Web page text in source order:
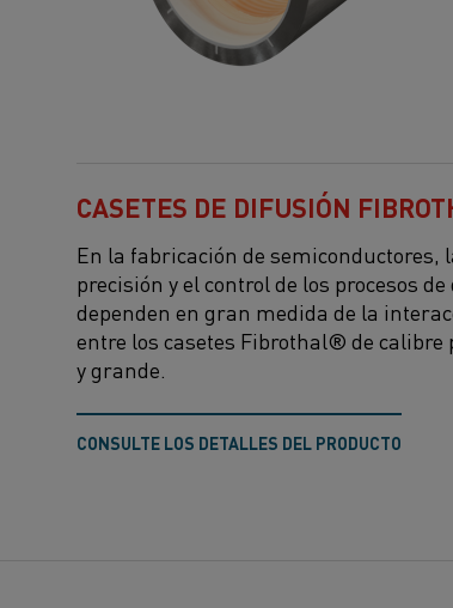
CASETES DE DIFUSIÓN
En la fabricación de semiconductores,
precisión y el control de los procesos
dependen en gran medida de la
entre los casetes Fibrothal® de calibre
y grande.
CONSULTE LOS DETALLES DEL PRODUCTO